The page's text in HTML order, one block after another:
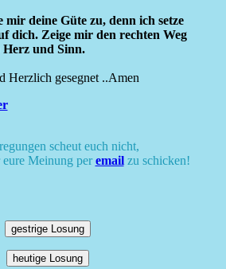
mir deine Güte zu, denn ich setze
dich. Zeige mir den rechten Weg
und Sinn.
Herzlich gesegnet ..Amen
scheut euch nicht,
eure Meinung peremailzu schicken!
gestrige Losung
heutige Losung